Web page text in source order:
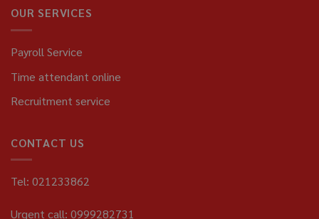
OUR SERVICES
Payroll Service
Time attendant online
Recruitment service
CONTACT US
Tel: 021233862
Urgent call: 0999282731